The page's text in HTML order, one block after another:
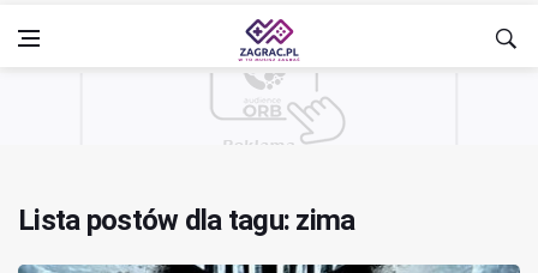
Lista postów dla tagu: zima